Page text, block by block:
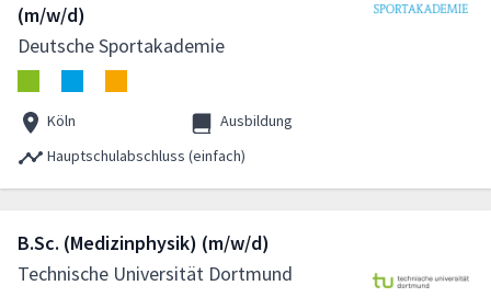
(m/w/d)
Deutsche Sportakademie
Köln
Ausbildung
Hauptschulabschluss (einfach)
B.Sc. (Medizinphysik) (m/w/d)
Technische Universität Dortmund